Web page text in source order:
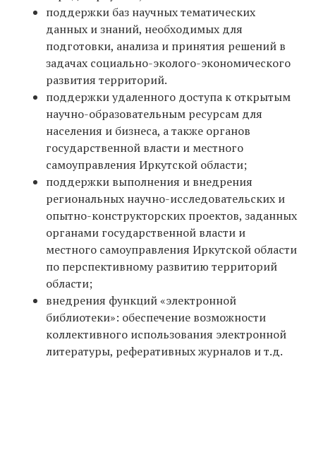
поддержки баз научных тематических
данных и знаний, необходимых для
подготовки, анализа и принятия решений в
задачах социально-эколого-экономического
развития территорий.
поддержки удаленного доступа к открытым
научно-образовательным ресурсам для
населения и бизнеса, а также органов
государственной власти и местного
самоуправления Иркутской области;
поддержки выполнения и внедрения
региональных научно-исследовательских и
опытно-конструкторских проектов, заданных
органами государственной власти и
местного самоуправления Иркутской области
по перспективному развитию территорий
области;
внедрения функций «электронной
библиотеки»: обеспечение возможности
коллективного использования электронной
литературы, реферативных журналов и т.д.